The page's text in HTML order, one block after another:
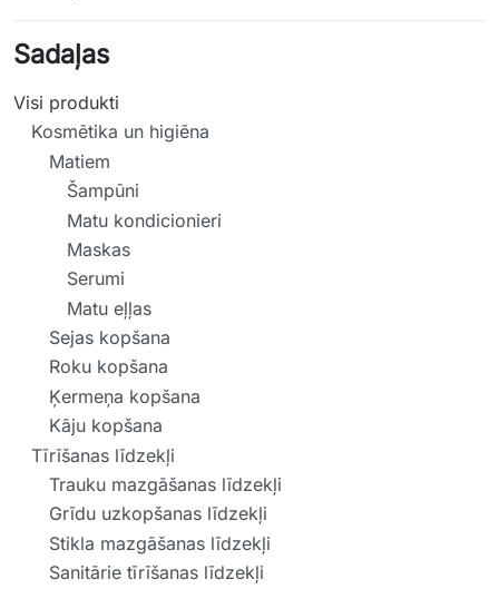
Sadaļas
Visi produkti
Kosmētika un higiēna
Matiem
Šampūni
Matu kondicionieri
Maskas
Serumi
Matu eļļas
Sejas kopšana
Roku kopšana
Ķermeņa kopšana
Kāju kopšana
Tīrīšanas līdzekļi
Trauku mazgāšanas līdzekļi
Grīdu uzkopšanas līdzekļi
Stikla mazgāšanas līdzekļi
Sanitārie tīrīšanas līdzekļi